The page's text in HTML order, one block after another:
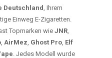
Deutschland, Ihrem
Einweg E-Zigaretten.
Topmarken wie JNR,
, AirMez, Ghost Pro, Elf
. Jedes Modell wurde